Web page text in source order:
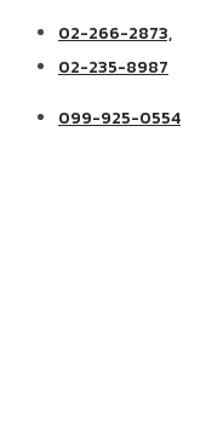
02-266-2873,
02-235-8987
099-925-0554